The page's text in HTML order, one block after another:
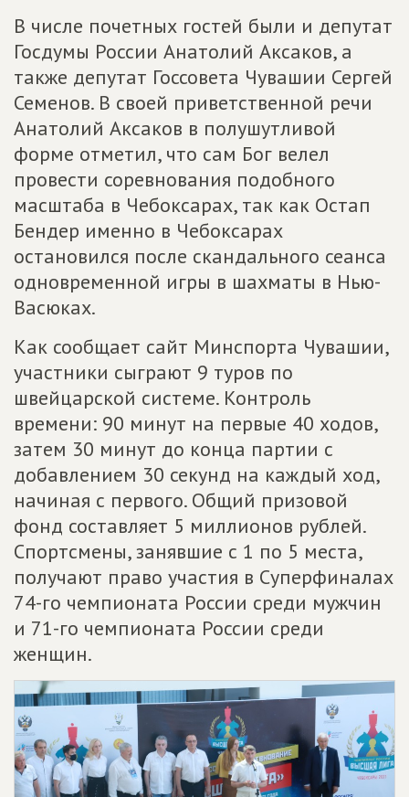
В числе почетных гостей были и депутат
Госдумы России Анатолий Аксаков, а
также депутат Госсовета Чувашии Сергей
Семенов. В своей приветственной речи
Анатолий Аксаков в полушутливой
форме отметил, что сам Бог велел
провести соревнования подобного
масштаба в Чебоксарах, так как Остап
Бендер именно в Чебоксарах
остановился после скандального сеанса
одновременной игры в шахматы в Нью-
Васюках.
Как сообщает сайт Минспорта Чувашии,
участники сыграют 9 туров по
швейцарской системе. Контроль
времени: 90 минут на первые 40 ходов,
затем 30 минут до конца партии с
добавлением 30 секунд на каждый ход,
начиная с первого. Общий призовой
фонд составляет 5 миллионов рублей.
Спортсмены, занявшие с 1 по 5 места,
получают право участия в Суперфиналах
74-го чемпионата России среди мужчин
и 71-го чемпионата России среди
женщин.